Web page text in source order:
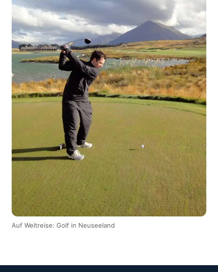
Auf Weltreise: Golf in Neuseeland